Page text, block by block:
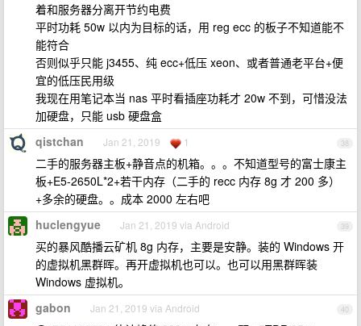
着和服务器分离开节约电费
平时功耗 50w 以内为目标的话，用 reg ecc 的板子不知道能不
能符合
否则似乎只能 j3455、纯 ecc+低压 xeon、或者普通老平台+便
宜的低压民用级
我现在用笔记本当 nas 平时看插座功耗才 20w 不到，可惜没法
加硬盘，只能 usb 硬盘盒
38
qistchan Jan 21, 2019 1
二手的服务器主板+静音点的机箱。。。不知道型号的富士康主
板+E5-2650L*2+若干内存（二手的 recc 内存 8g 才 200 多）
+多余的硬盘。。成本 2000 左右吧
39
huclengyue Jan 21, 2019 via Android
买的暴风酷播云矿机 8g 内存，主要是安静。装的 Windows 开
的虚拟机黑群晖。再开虚拟机也可以。也可以用黑群晖装
Windows 虚拟机。
40
gabon Jan 21, 2019 via Android